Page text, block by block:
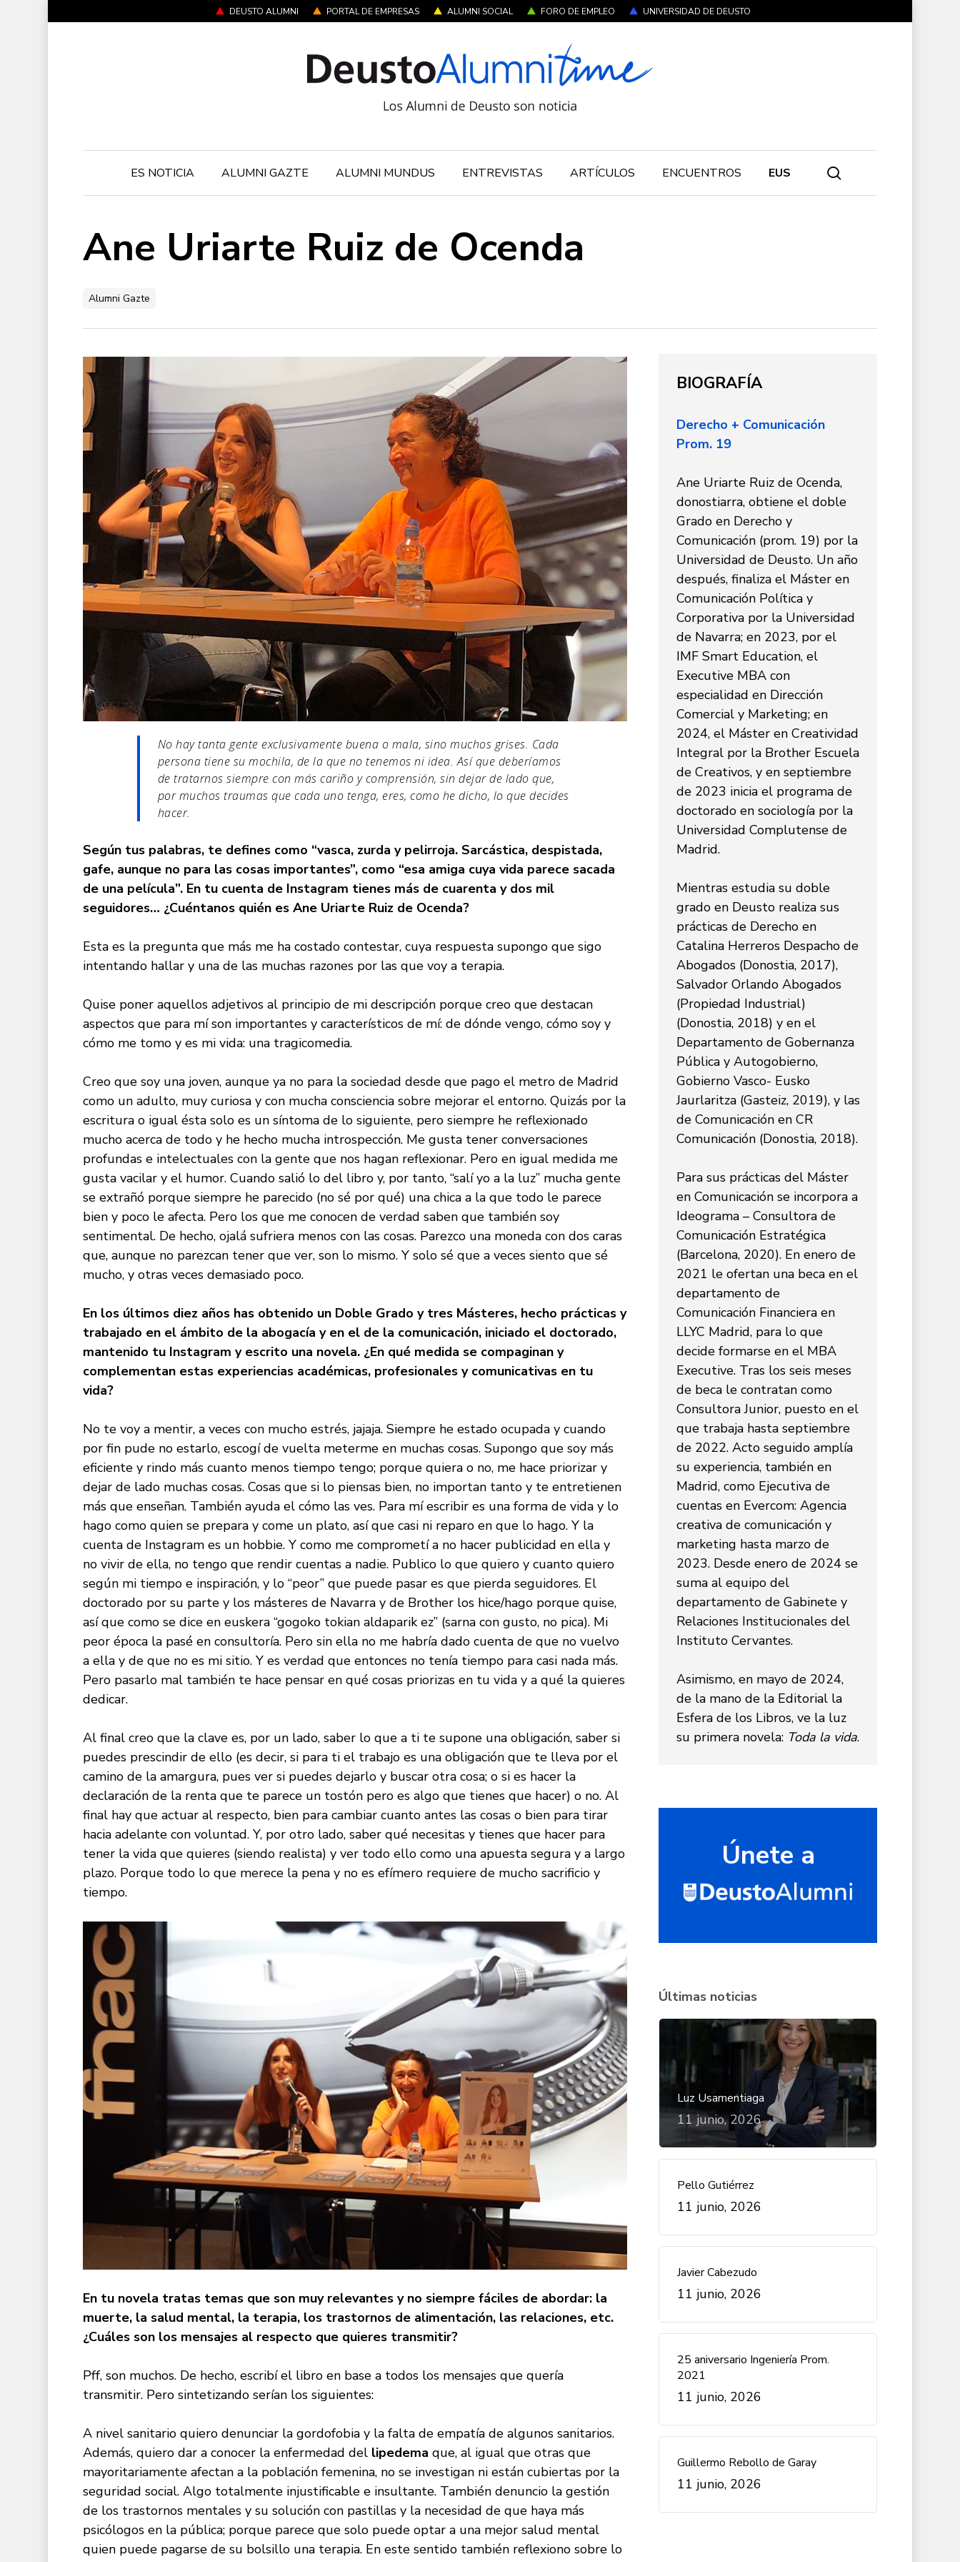
DEUSTO ALUMNI PORTAL DE EMPRESAS ALUMNI SOCIAL FORO DE EMPLEO UNIVERSIDAD DE DEUSTO
ES NOTICIA ALUMNI GAZTE ALUMNI MUNDUS ENTREVISTAS ARTÍCULOS ENCUENTROS EUS
Ane Uriarte Ruiz de Ocenda
Alumni Gazte
No hay tanta gente exclusivamente buena o mala, sino muchos grises. Cada
persona tiene su mochila, de la que no tenemos ni idea. Así que deberíamos
de tratarnos siempre con más cariño y comprensión, sin dejar de lado que,
por muchos traumas que cada uno tenga, eres, como he dicho, lo que decides
hacer.
Según tus palabras, te defines como “vasca, zurda y pelirroja. Sarcástica, despistada,
gafe, aunque no para las cosas importantes”, como “esa amiga cuya vida parece sacada
de una película”. En tu cuenta de Instagram tienes más de cuarenta y dos mil
seguidores… ¿Cuéntanos quién es Ane Uriarte Ruiz de Ocenda?
Esta es la pregunta que más me ha costado contestar, cuya respuesta supongo que sigo
intentando hallar y una de las muchas razones por las que voy a terapia.
Quise poner aquellos adjetivos al principio de mi descripción porque creo que destacan
aspectos que para mí son importantes y característicos de mí: de dónde vengo, cómo soy y
cómo me tomo y es mi vida: una tragicomedia.
Creo que soy una joven, aunque ya no para la sociedad desde que pago el metro de Madrid
como un adulto, muy curiosa y con mucha consciencia sobre mejorar el entorno. Quizás por la
escritura o igual ésta solo es un síntoma de lo siguiente, pero siempre he reflexionado
mucho acerca de todo y he hecho mucha introspección. Me gusta tener conversaciones
profundas e intelectuales con la gente que nos hagan reflexionar. Pero en igual medida me
gusta vacilar y el humor. Cuando salió lo del libro y, por tanto, “salí yo a la luz” mucha gente
se extrañó porque siempre he parecido (no sé por qué) una chica a la que todo le parece
bien y poco le afecta. Pero los que me conocen de verdad saben que también soy
sentimental. De hecho, ojalá sufriera menos con las cosas. Parezco una moneda con dos caras
que, aunque no parezcan tener que ver, son lo mismo. Y solo sé que a veces siento que sé
mucho, y otras veces demasiado poco.
En los últimos diez años has obtenido un Doble Grado y tres Másteres, hecho prácticas y
trabajado en el ámbito de la abogacía y en el de la comunicación, iniciado el doctorado,
mantenido tu Instagram y escrito una novela. ¿En qué medida se compaginan y
complementan estas experiencias académicas, profesionales y comunicativas en tu
vida?
No te voy a mentir, a veces con mucho estrés, jajaja. Siempre he estado ocupada y cuando
por fin pude no estarlo, escogí de vuelta meterme en muchas cosas. Supongo que soy más
eficiente y rindo más cuanto menos tiempo tengo; porque quiera o no, me hace priorizar y
dejar de lado muchas cosas. Cosas que si lo piensas bien, no importan tanto y te entretienen
más que enseñan. También ayuda el cómo las ves. Para mí escribir es una forma de vida y lo
hago como quien se prepara y come un plato, así que casi ni reparo en que lo hago. Y la
cuenta de Instagram es un hobbie. Y como me comprometí a no hacer publicidad en ella y
no vivir de ella, no tengo que rendir cuentas a nadie. Publico lo que quiero y cuanto quiero
según mi tiempo e inspiración, y lo “peor” que puede pasar es que pierda seguidores. El
doctorado por su parte y los másteres de Navarra y de Brother los hice/hago porque quise,
así que como se dice en euskera “gogoko tokian aldaparik ez” (sarna con gusto, no pica). Mi
peor época la pasé en consultoría. Pero sin ella no me habría dado cuenta de que no vuelvo
a ella y de que no es mi sitio. Y es verdad que entonces no tenía tiempo para casi nada más.
Pero pasarlo mal también te hace pensar en qué cosas priorizas en tu vida y a qué la quieres
dedicar.
Al final creo que la clave es, por un lado, saber lo que a ti te supone una obligación, saber si
puedes prescindir de ello (es decir, si para ti el trabajo es una obligación que te lleva por el
camino de la amargura, pues ver si puedes dejarlo y buscar otra cosa; o si es hacer la
declaración de la renta que te parece un tostón pero es algo que tienes que hacer) o no. Al
final hay que actuar al respecto, bien para cambiar cuanto antes las cosas o bien para tirar
hacia adelante con voluntad. Y, por otro lado, saber qué necesitas y tienes que hacer para
tener la vida que quieres (siendo realista) y ver todo ello como una apuesta segura y a largo
plazo. Porque todo lo que merece la pena y no es efímero requiere de mucho sacrificio y
tiempo.
En tu novela tratas temas que son muy relevantes y no siempre fáciles de abordar: la
muerte, la salud mental, la terapia, los trastornos de alimentación, las relaciones, etc.
¿Cuáles son los mensajes al respecto que quieres transmitir?
Pff, son muchos. De hecho, escribí el libro en base a todos los mensajes que quería
transmitir. Pero sintetizando serían los siguientes:
A nivel sanitario quiero denunciar la gordofobia y la falta de empatía de algunos sanitarios.
Además, quiero dar a conocer la enfermedad del lipedema que, al igual que otras que
mayoritariamente afectan a la población femenina, no se investigan ni están cubiertas por la
seguridad social. Algo totalmente injustificable e insultante. También denuncio la gestión
de los trastornos mentales y su solución con pastillas y la necesidad de que haya más
psicólogos en la pública; porque parece que solo puede optar a una mejor salud mental
quien puede pagarse de su bolsillo una terapia. En este sentido también reflexiono sobre lo
BIOGRAFÍA
Derecho + Comunicación
Prom. 19
Ane Uriarte Ruiz de Ocenda,
donostiarra, obtiene el doble
Grado en Derecho y
Comunicación (prom. 19) por la
Universidad de Deusto. Un año
después, finaliza el Máster en
Comunicación Política y
Corporativa por la Universidad
de Navarra; en 2023, por el
IMF Smart Education, el
Executive MBA con
especialidad en Dirección
Comercial y Marketing; en
2024, el Máster en Creatividad
Integral por la Brother Escuela
de Creativos, y en septiembre
de 2023 inicia el programa de
doctorado en sociología por la
Universidad Complutense de
Madrid.
Mientras estudia su doble
grado en Deusto realiza sus
prácticas de Derecho en
Catalina Herreros Despacho de
Abogados (Donostia, 2017),
Salvador Orlando Abogados
(Propiedad Industrial)
(Donostia, 2018) y en el
Departamento de Gobernanza
Pública y Autogobierno,
Gobierno Vasco- Eusko
Jaurlaritza (Gasteiz, 2019), y las
de Comunicación en CR
Comunicación (Donostia, 2018).
Para sus prácticas del Máster
en Comunicación se incorpora a
Ideograma – Consultora de
Comunicación Estratégica
(Barcelona, 2020). En enero de
2021 le ofertan una beca en el
departamento de
Comunicación Financiera en
LLYC Madrid, para lo que
decide formarse en el MBA
Executive. Tras los seis meses
de beca le contratan como
Consultora Junior, puesto en el
que trabaja hasta septiembre
de 2022. Acto seguido amplía
su experiencia, también en
Madrid, como Ejecutiva de
cuentas en Evercom: Agencia
creativa de comunicación y
marketing hasta marzo de
2023. Desde enero de 2024 se
suma al equipo del
departamento de Gabinete y
Relaciones Institucionales del
Instituto Cervantes.
Asimismo, en mayo de 2024,
de la mano de la Editorial la
Esfera de los Libros, ve la luz
su primera novela: Toda la vida.
Únete a
Últimas noticias
Luz Usamentiaga
11 junio, 2026
Pello Gutiérrez
11 junio, 2026
Javier Cabezudo
11 junio, 2026
25 aniversario Ingeniería Prom.
2021
11 junio, 2026
Guillermo Rebollo de Garay
11 junio, 2026